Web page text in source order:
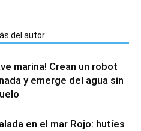
del autor
marina! Crean un robot
y emerge del agua sin
en el mar Rojo: hutíes